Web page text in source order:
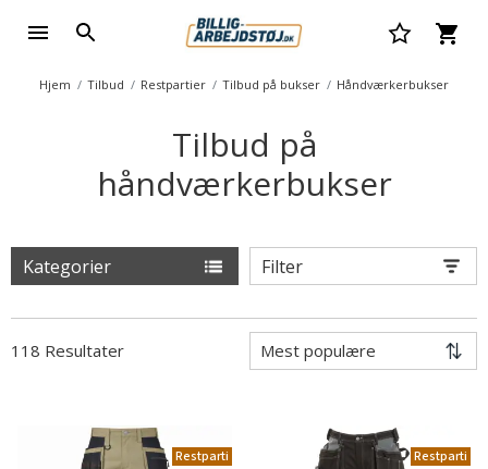
Hjem Tilbud Restpartier Tilbud på bukser Håndværkerbukser
Tilbud på
håndværkerbukser
Kategorier Filter
118 Resultater
Restparti
Restparti